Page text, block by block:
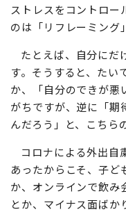
ストレスをコントロー
のは「リフレーミング
たとえば、自分にだ
す。そうすると、たい
か、「自分のできが悪
がちですが、逆に「期
んだろう」と、こちら
コロナによる外出自
あったからこそ、子ど
か、オンラインで飲み
とか、マイナス面ば